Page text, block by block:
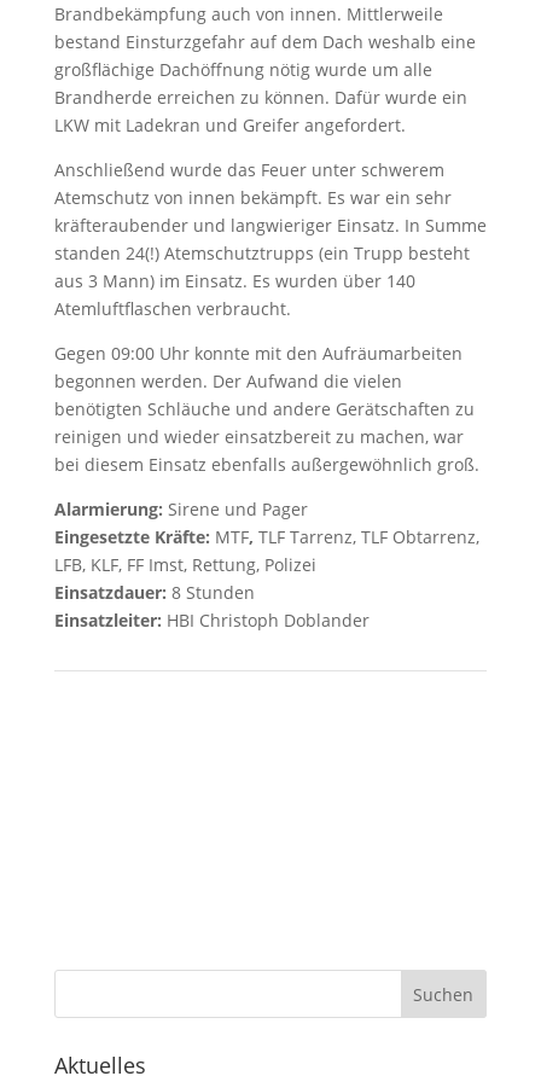
Brandbekämpfung auch von innen. Mittlerweile
bestand Einsturzgefahr auf dem Dach weshalb eine
großflächige Dachöffnung nötig wurde um alle
Brandherde erreichen zu können. Dafür wurde ein
LKW mit Ladekran und Greifer angefordert.
Anschließend wurde das Feuer unter schwerem
Atemschutz von innen bekämpft. Es war ein sehr
kräfteraubender und langwieriger Einsatz. In Summe
standen 24(!) Atemschutztrupps (ein Trupp besteht
aus 3 Mann) im Einsatz. Es wurden über 140
Atemluftflaschen verbraucht.
Gegen 09:00 Uhr konnte mit den Aufräumarbeiten
begonnen werden. Der Aufwand die vielen
benötigten Schläuche und andere Gerätschaften zu
reinigen und wieder einsatzbereit zu machen, war
bei diesem Einsatz ebenfalls außergewöhnlich groß.
Alarmierung: Sirene und Pager
Eingesetzte Kräfte: MTF, TLF Tarrenz, TLF Obtarrenz,
LFB, KLF, FF Imst, Rettung, Polizei
Einsatzdauer: 8 Stunden
Einsatzleiter: HBI Christoph Doblander
Aktuelles